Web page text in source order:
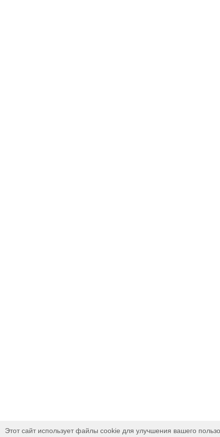
Этот сайт использует файлы cookie для улучшения вашего